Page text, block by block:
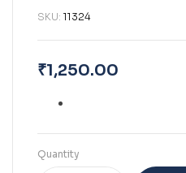
SKU: 11324
₹1,250.00
Quantity